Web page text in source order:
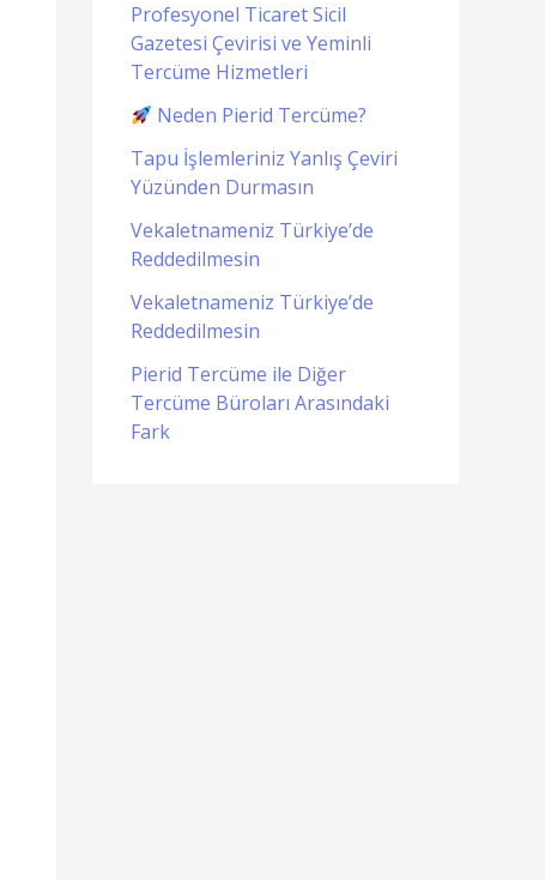
Profesyonel Ticaret Sicil
Gazetesi Çevirisi ve Yeminli
Tercüme Hizmetleri
Neden Pierid Tercüme?
Tapu İşlemleriniz Yanlış Çeviri
Yüzünden Durmasın
Vekaletnameniz Türkiye’de
Reddedilmesin
Vekaletnameniz Türkiye’de
Reddedilmesin
Pierid Tercüme ile Diğer
Tercüme Büroları Arasındaki
Fark